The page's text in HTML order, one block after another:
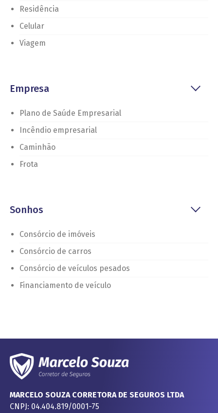
Residência
Celular
Viagem
Empresa
Plano de Saúde Empresarial
Incêndio empresarial
Caminhão
Frota
Sonhos
Consórcio de imóveis
Consórcio de carros
Consórcio de veículos pesados
Financiamento de veículo
MARCELO SOUZA CORRETORA DE SEGUROS LTDA
CNPJ: 04.404.819/0001-75